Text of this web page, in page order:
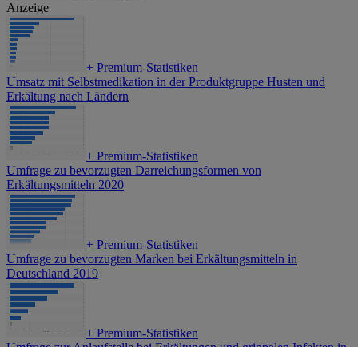
Anzeige
+ Premium-Statistiken
Umsatz mit Selbstmedikation in der Produktgruppe Husten und
Erkältung nach Ländern
+ Premium-Statistiken
Umfrage zu bevorzugten Darreichungsformen von
Erkältungsmitteln 2020
+ Premium-Statistiken
Umfrage zu bevorzugten Marken bei Erkältungsmitteln in
Deutschland 2019
+ Premium-Statistiken